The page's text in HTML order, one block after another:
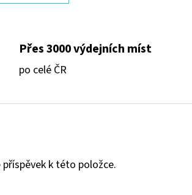
Přes 3000 výdejních míst
po celé ČR
k této položce.